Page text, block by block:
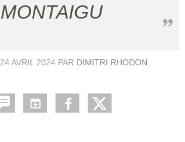
MONTAIGU
24 AVRIL 2024PAR DIMITRI RHODON